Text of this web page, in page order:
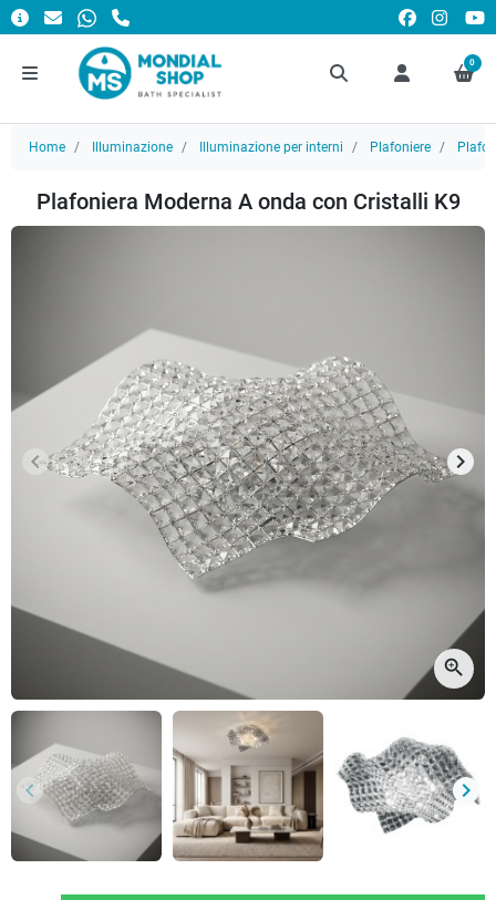
0
Home Illuminazione Illuminazione per interni Plafoniere
Plafoniera Moderna A onda con Cristalli K9
Precedente
keyboard_arrow_left keyboard_arrow_right
zoom_in
Precedente
keyboard_arrow_left keyboard_arrow_right